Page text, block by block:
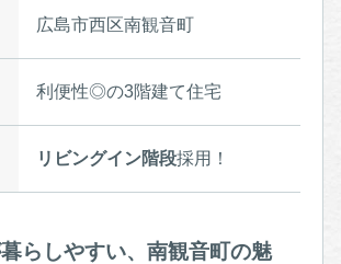
広島市西区南観音町
利便性◎の3階建て住宅
リビングイン階段採用！
らしやすい、南観音町の魅